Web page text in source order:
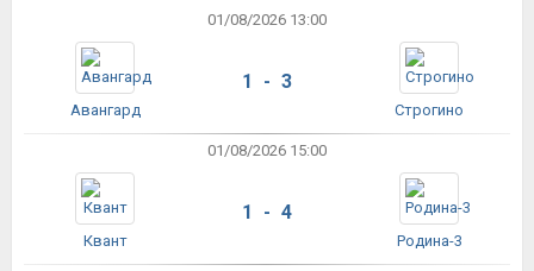
01/08/2026 13:00
Авангард
1 - 3
Строгино
01/08/2026 15:00
Квант
1 - 4
Родина-3